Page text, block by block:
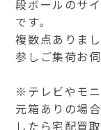
段ボールのサ
です。
複数点ありま
参しご集荷お
※テレビやモ
元箱ありの場
したら宅配買